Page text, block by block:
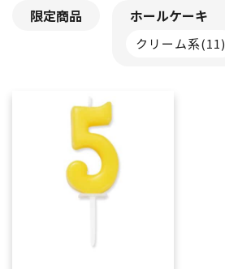
限定商品 ホールケーキ
クリーム系(11)